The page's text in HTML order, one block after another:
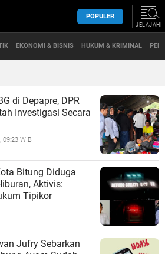
POPULER
JELAJAHI
EKONOMI & BISNIS HUKUM & KRIMINAL
di Depapre, DPR
Investigasi Secara
09:23 WIB
Bitung Diduga
Aktivis:
Tipikor
Jufry Sebarkan